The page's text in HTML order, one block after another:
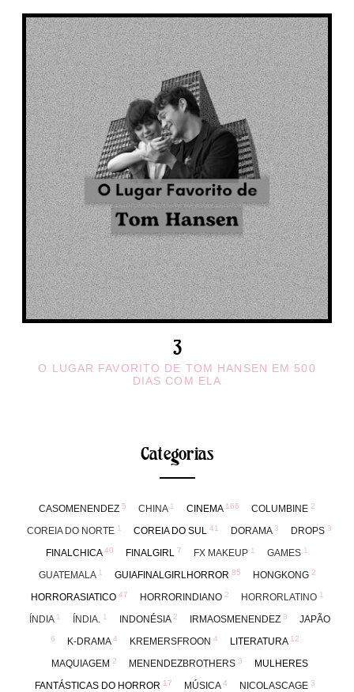
O LUGAR FAVORITO DE TOM HANSEN EM 500
DIAS COM ELA
Categorias
CASOMENENDEZ 5 CHINA 1 CINEMA 166 COLUMBINE 2
COREIA DO NORTE 1 COREIA DO SUL 41 DORAMA3 DROPS 3
FINALCHICA40 FINALGIRL 7 FX MAKEUP 1 GAMES 1
GUATEMALA 1 GUIAFINALGIRLHORROR 85 HONGKONG 2
HORRORASIATICO 47 HORRORINDIANO 2 HORRORLATINO 1
ÍNDIA 1 ÍNDIA. 1 INDONÉSIA 2 IRMAOSMENENDEZ 3 JAPÃO
6 K-DRAMA4 KREMERSFROON 4 LITERATURA 12
MAQUIAGEM 2 MENENDEZBROTHERS 3
MULHERES
FANTÁSTICAS DO HORROR 17 MÚSICA4 NICOLASCAGE 3